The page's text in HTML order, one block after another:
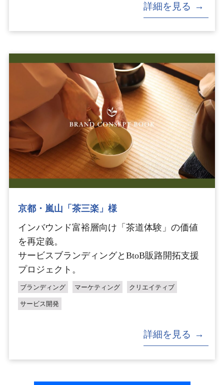
詳細を見る
京都・嵐山「茶三楽」様
インバウンド富裕層向け「茶道体験」の価値
を再定義。
サービスブランディングとBtoB販路開拓支援
プロジェクト。
ブランディング マーケティング クリエイティブ
サービス開発
詳細を見る